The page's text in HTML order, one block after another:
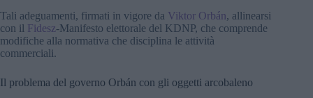
Tali adeguamenti, firmati in vigore da Viktor Orbán, allinearsi
con il Fidesz-Manifesto elettorale del KDNP, che comprende
modifiche alla normativa che disciplina le attività
commerciali.
Il problema del governo Orbán con gli oggetti arcobaleno